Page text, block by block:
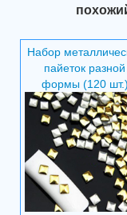
Набор
пайеток разной
формы (120 шт.)